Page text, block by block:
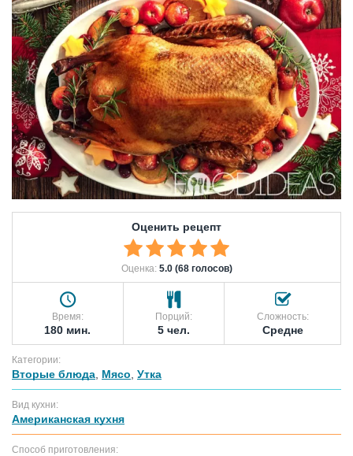
Оценить рецепт
Оценка: 5.0 (68 голосов)
Время:
180 мин.
Порций:
5 чел.
Сложность:
Средне
Категории:
Вторые блюда Мясо Утка
Вид кухни:
Американская кухня
Способ приготовления: